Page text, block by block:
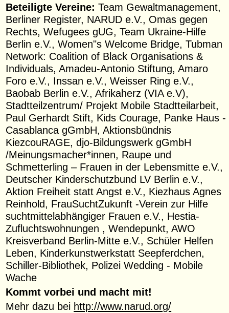
Beteiligte Vereine: Team Gewaltmanagement,
Berliner Register, NARUD e.V., Omas gegen
Rechts, Wefugees gUG, Team Ukraine-Hilfe
Berlin e.V., Women"s Welcome Bridge, Tubman
Network: Coalition of Black Organisations &
Individuals, Amadeu-Antonio Stiftung, Amaro
Foro e.V., Inssan e.V., Weisser Ring e.V.,
Baobab Berlin e.V., Afrikaherz (VIA e.V),
Stadtteilzentrum/ Projekt Mobile Stadtteilarbeit,
Paul Gerhardt Stift, Kids Courage, Panke Haus -
Casablanca gGmbH, Aktionsbündnis
KiezcouRAGE, djo-Bildungswerk gGmbH
/Meinungsmacher*innen, Raupe und
Schmetterling – Frauen in der Lebensmitte e.V.,
Deutscher Kinderschutzbund LV Berlin e.V.,
Aktion Freiheit statt Angst e.V., Kiezhaus Agnes
Reinhold, FrauSuchtZukunft -Verein zur Hilfe
suchtmittelabhängiger Frauen e.V., Hestia-
Zufluchtswohnungen , Wendepunkt, AWO
Kreisverband Berlin-Mitte e.V., Schüler Helfen
Leben, Kinderkunstwerkstatt Seepferdchen,
Schiller-Bibliothek, Polizei Wedding - Mobile
Wache
Kommt vorbei und macht mit!
Mehr dazu bei http://www.narud.org/